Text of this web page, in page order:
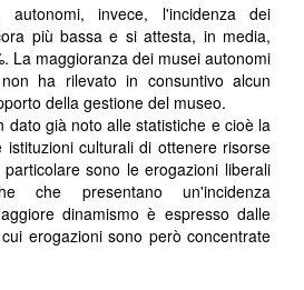
invece, l'incidenza dei
più bassa e si attesta, in media,
La maggioranza dei musei autonomi
ha rilevato in consuntivo alcun
della gestione del museo.
dato già noto alle statistiche e cioè la
culturali di ottenere risorse
sono le erogazioni liberali
che presentano un'incidenza
dinamismo è espresso dalle
erogazioni sono però concentrate